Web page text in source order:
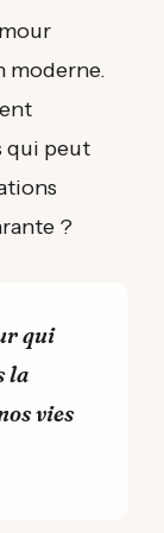
moderne.
qui peut
?
qui
la
vies